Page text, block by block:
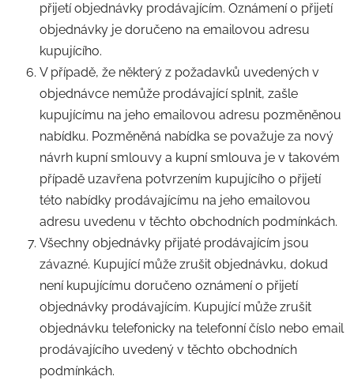
přijetí objednávky prodávajícím. Oznámení o přijetí
objednávky je doručeno na emailovou adresu
kupujícího.
V případě, že některý z požadavků uvedených v
objednávce nemůže prodávající splnit, zašle
kupujícímu na jeho emailovou adresu pozměněnou
nabídku. Pozměněná nabídka se považuje za nový
návrh kupní smlouvy a kupní smlouva je v takovém
případě uzavřena potvrzením kupujícího o přijetí
této nabídky prodávajícímu na jeho emailovou
adresu uvedenu v těchto obchodních podmínkách.
Všechny objednávky přijaté prodávajícím jsou
závazné. Kupující může zrušit objednávku, dokud
není kupujícímu doručeno oznámení o přijetí
objednávky prodávajícím. Kupující může zrušit
objednávku telefonicky na telefonní číslo nebo email
prodávajícího uvedený v těchto obchodních
podmínkách.